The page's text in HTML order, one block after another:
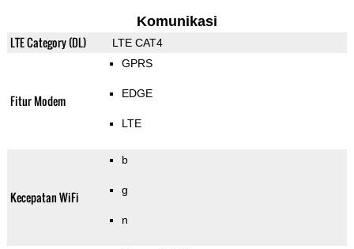
Komunikasi
LTE Category (DL) LTE CAT4
Fitur Modem
GPRS
EDGE
LTE
Kecepatan WiFi
b
g
n